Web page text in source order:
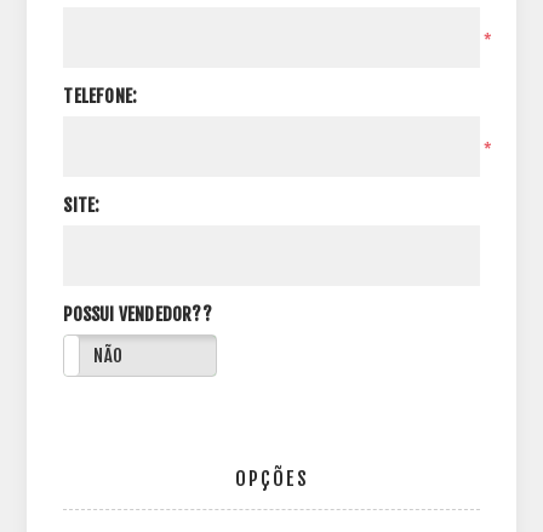
*
TELEFONE:
*
SITE:
POSSUI VENDEDOR??
NÃO
OPÇÕES